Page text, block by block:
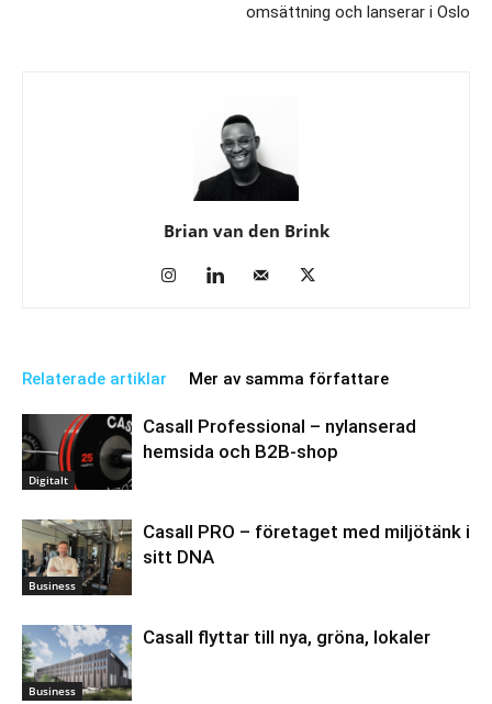
omsättning och lanserar i Oslo
Brian van den Brink
Relaterade artiklar Mer av samma författare
Digitalt
Casall Professional – nylanserad
hemsida och B2B-shop
Business
Casall PRO – företaget med miljötänk i
sitt DNA
Business
Casall flyttar till nya, gröna, lokaler